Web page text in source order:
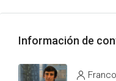
Información de